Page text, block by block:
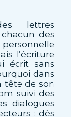
lettres
des
l’écriture
écrit sans
dans
tête de son
suivi des
dialogues
: dès